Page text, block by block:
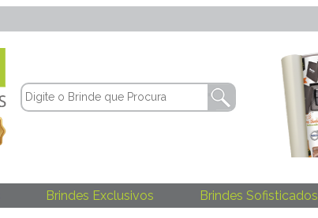
Brindes Exclusivos Brindes Sofisticados